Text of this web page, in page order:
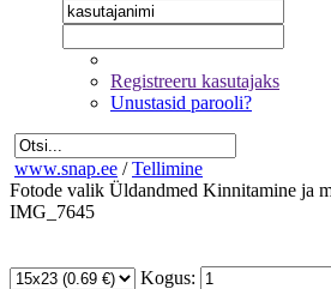
Registreeru kasutajaks
Unustasid parooli?
www.snap.ee / Tellimine
Fotode valik Üldandmed Kinnitamine ja
IMG_7645
Kogus: